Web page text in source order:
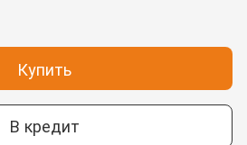
Купить
В кредит